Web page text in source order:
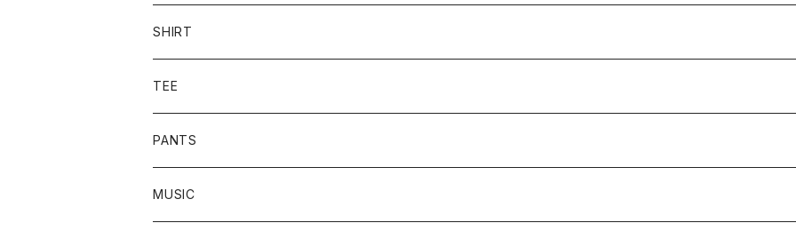
CREW
HOODIE
SHIRT
TEE
L/S TEE
S/S TEE
PANTS
MUSIC